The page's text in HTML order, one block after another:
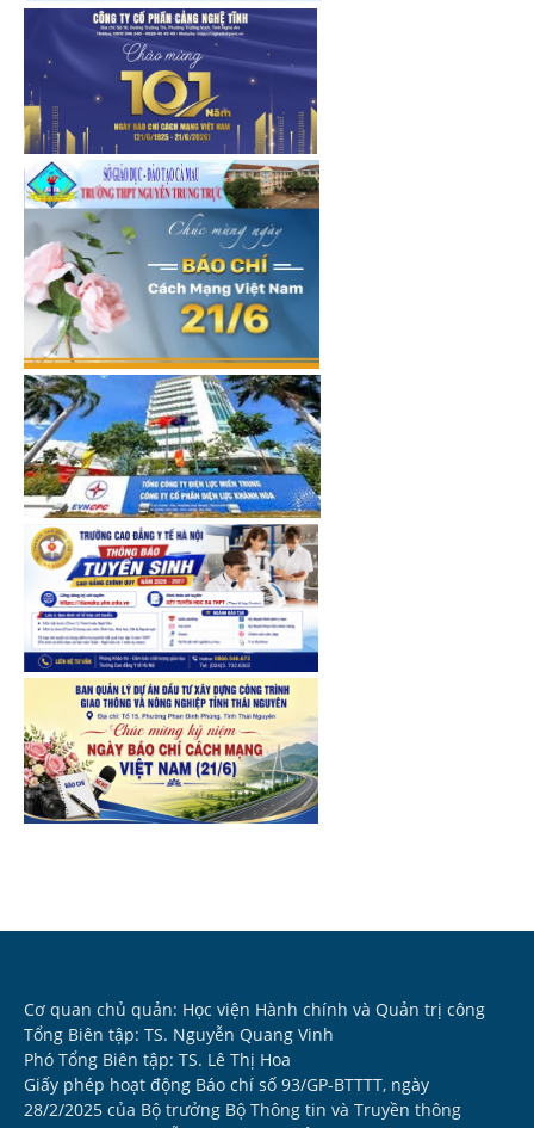
Cơ quan chủ quản: Học viện Hành chính và Quản trị công
Tổng Biên tập: TS. Nguyễn Quang Vinh
Phó Tổng Biên tập: TS. Lê Thị Hoa
Giấy phép hoạt động Báo chí số 93/GP-BTTTT, ngày
28/2/2025 của Bộ trưởng Bộ Thông tin và Truyền thông